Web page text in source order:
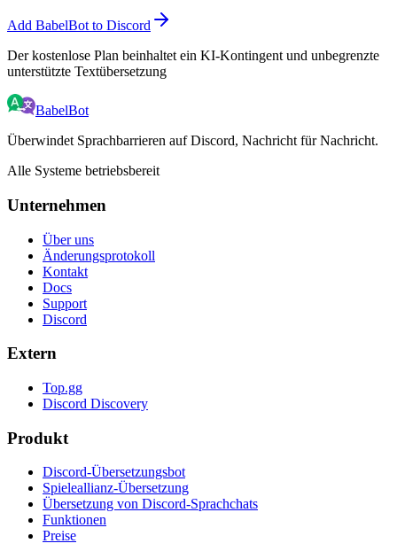
Add BabelBot to Discord
Der kostenlose Plan beinhaltet ein KI-Kontingent und unbegrenzte
unterstützte Textübersetzung
BabelBot
Überwindet Sprachbarrieren auf Discord, Nachricht für Nachricht.
Alle Systeme betriebsbereit
Unternehmen
Über uns
Änderungsprotokoll
Kontakt
Docs
Support
Discord
Extern
Top.gg
Discord Discovery
Produkt
Discord-Übersetzungsbot
Spieleallianz-Übersetzung
Übersetzung von Discord-Sprachchats
Funktionen
Preise